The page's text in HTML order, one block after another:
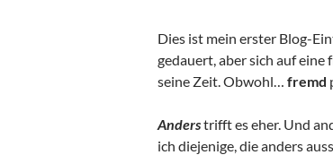
Dies ist mein erster Blog-
gedauert, aber sich auf
seine Zeit. Obwohl… fremd
Anderstrifft es eher. Und
ich diejenige, die anders